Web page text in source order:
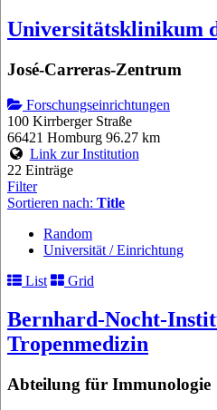
Universitätsklinikum
José-Carreras-Zentrum
Forschungseinrichtungen
100 Kirrberger Straße
66421 Homburg 96.27 km
Link zur Institution
22 Einträge
Filter
Sortieren nach: Title
Random
Universität / Einrichtung
List
Grid
Bernhard-Nocht-
Tropenmedizin
Abteilung für Immunologie